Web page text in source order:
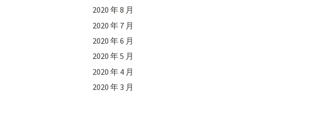
2020 年 8 月
2020 年 7 月
2020 年 6 月
2020 年 5 月
2020 年 4 月
2020 年 3 月